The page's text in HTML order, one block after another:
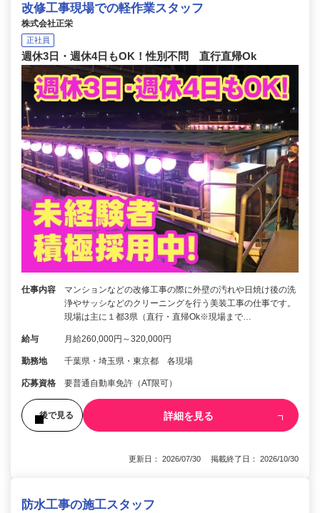
改修工事現場での軽作業スタッフ
株式会社正栄
正社員
週休3日・週休4日もOK！性別不問 直行直帰Ok
仕事内容
マンションなどの改修工事の際に外壁の汚れや日焼け後の洗
浄やサッシなどのクリーニングを行う美装工事の仕事です。
現場は主に１都3県（直行・直帰Ok※現場まで…
給与 月給260,000円～320,000円
勤務地 千葉県・埼玉県・東京都 各現場
応募資格 要普通自動車免許（AT限可）
後で見る 詳細を見る
更新日： 2026/07/30 掲載終了日： 2026/10/30
防水工事の施工スタッフ